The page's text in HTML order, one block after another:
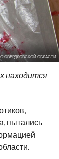
СВЕРДЛОВСКОЙ ОБЛАСТИ
находится
пытались